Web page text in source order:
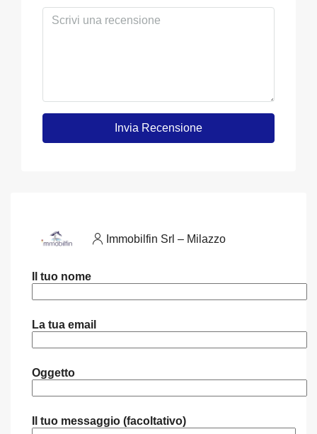
Invia Recensione
Immobilfin Srl – Milazzo
Il tuo nome
La tua email
Oggetto
Il tuo messaggio (facoltativo)